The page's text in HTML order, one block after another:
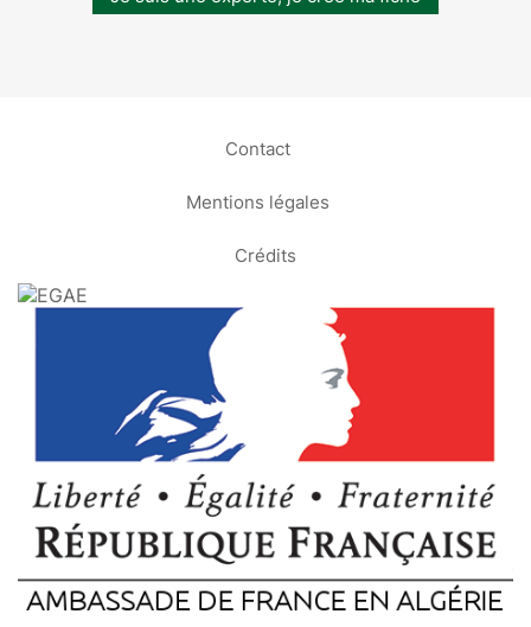
Contact
Mentions légales
Crédits